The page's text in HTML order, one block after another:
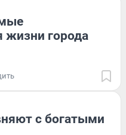
жизни города
с богатыми